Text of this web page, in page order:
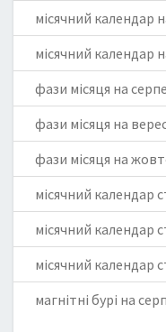
місячний календар
місячний календар
фази місяця на
фази місяця на
фази місяця на
місячний календар
місячний календар
місячний календар
магнітні бурі на